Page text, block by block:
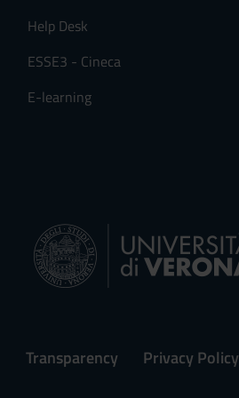
Help Desk
ESSE3 - Cineca
E-learning
Transparency Privacy Policy